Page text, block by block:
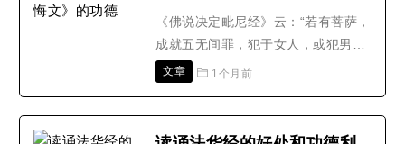
得，你为什么不放下，不放下你就受
其害，放下你就受其益。所以放下是
功德..
《佛说决定毗尼经》云：“若有菩萨，
成就五无间罪，犯于女人，或犯男
子，或故犯塔犯僧，如是等余犯，菩
三十五佛，如在目前，思惟如来所有
文章 1个月前